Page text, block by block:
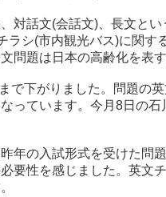
対話文(会話文)、長文と
シ(市内観光バス)に関す
問題は日本の高齢化を表
で下がりました。問題の
っています。今月8日の
年の入試形式を受けた問
要性を感じました。英文